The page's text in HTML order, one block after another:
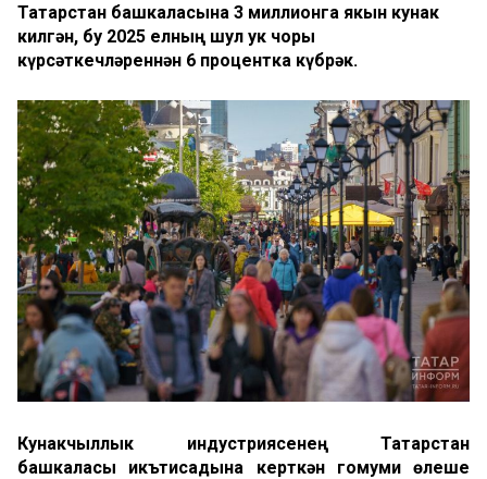
Татарстан башкаласына 3 миллионга якын кунак
килгән, бу 2025 елның шул ук чоры
күрсәткечләреннән 6 процентка күбрәк.
Кунакчыллык индустриясенең Татарстан
башкаласы икътисадына керткән гомуми өлеше